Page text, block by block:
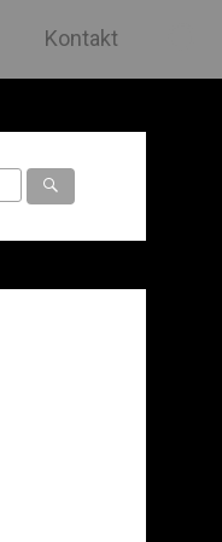
Kontakt